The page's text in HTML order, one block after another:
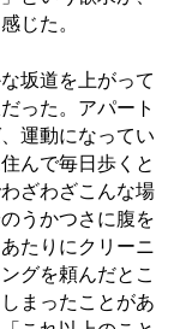
じた。
坂道を上がって
った。アパート
運動になってい
んで毎日歩くと
ざわざこんな場
うかつさに腹を
たりにクリーニ
グを頼んだとこ
まったことがあ